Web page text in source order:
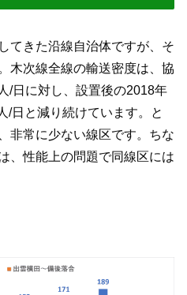
てきた沿線自治体ですが、そ
木次線全線の輸送密度は、協
/日に対し、設置後の2018年
/日と減り続けています。と
非常に少ない線区です。ちな
、性能上の問題で同線区には